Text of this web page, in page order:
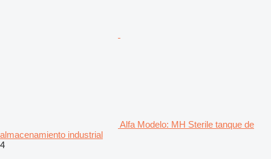
Alfa Modelo: MH Sterile tanque de
almacenamiento industrial
4